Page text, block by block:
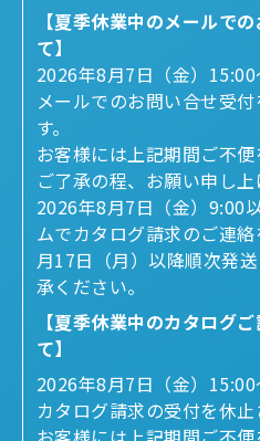
【夏季休業中のメールで
て】
2026年8月7日（金）
メールでのお問い合せ受
す。
お客様には上記期間ご不便
ご了承の程、お願い申し上
2026年8月7日（金）9:00
ムでカタログ請求のご連
月17日（月）以降順次発
承ください。
【夏季休業中のカタログ
て】
2026年8月7日（金）
カタログ請求の受付を休止